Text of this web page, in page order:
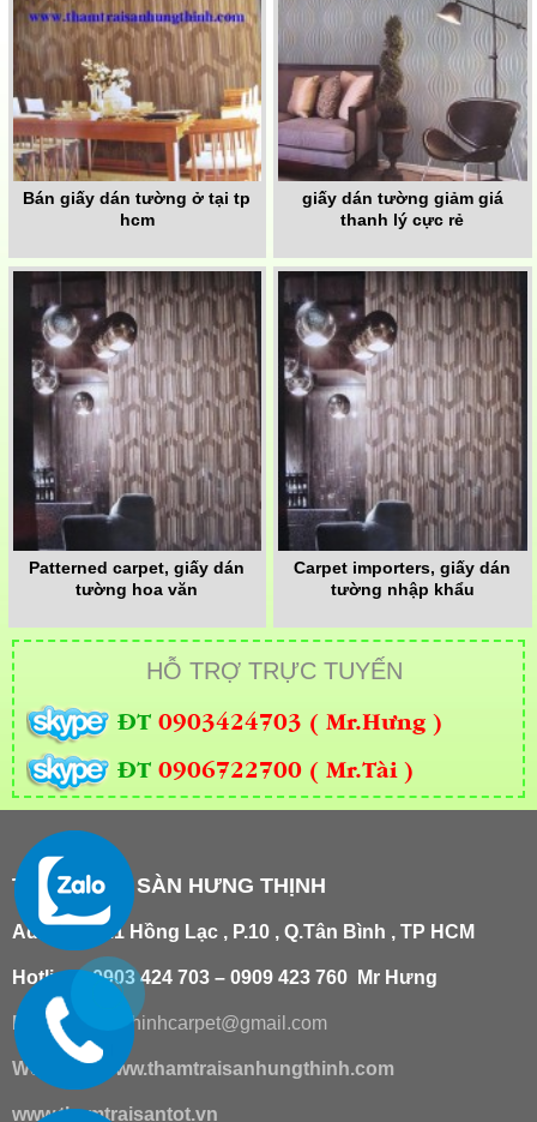
Bán giấy dán tường ở tại tp
hcm
giấy dán tường giảm giá
thanh lý cực rẻ
Patterned carpet, giấy dán
tường hoa văn
Carpet importers, giấy dán
tường nhập khẩu
HỖ TRỢ TRỰC TUYẾN
ĐT 0903424703 ( Mr.Hưng )
ĐT 0906722700 ( Mr.Tài )
THẢM TRẢI SÀN HƯNG THỊNH
Add : 181/21 Hồng Lạc , P.10 , Q.Tân Bình , TP HCM
Hotline : 0903 424 703 – 0909 423 760 Mr Hưng
Email : hungthinhcarpet@gmail.com
Website: www.thamtraisanhungthinh.com
www.thamtraisantot.vn